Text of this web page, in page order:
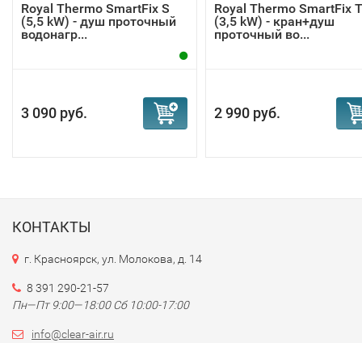
Royal Thermo SmartFix S
(5,5 kW) - душ проточный
водонагр...
3 090 руб.
Royal Thermo SmartFix
(3,5 kW) - кран+душ
проточный во...
2 990 руб.
КОНТАКТЫ
г. Красноярск, ул. Молокова, д. 14
8 391 290-21-57
Пн—Пт 9:00—18:00 Сб 10:00-17:00
info@clear-air.ru